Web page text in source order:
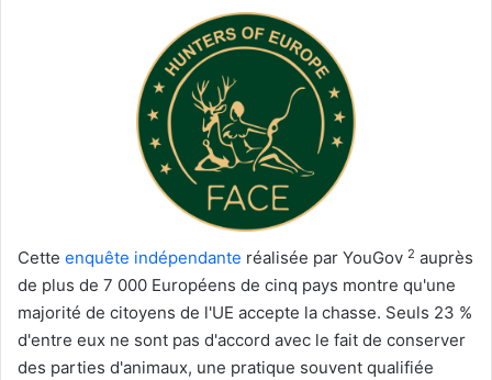
Cette enquête indépendante réalisée par YouGov 2 auprès
de plus de 7 000 Européens de cinq pays montre qu'une
majorité de citoyens de l'UE accepte la chasse. Seuls 23 %
d'entre eux ne sont pas d'accord avec le fait de conserver
des parties d'animaux, une pratique souvent qualifiée